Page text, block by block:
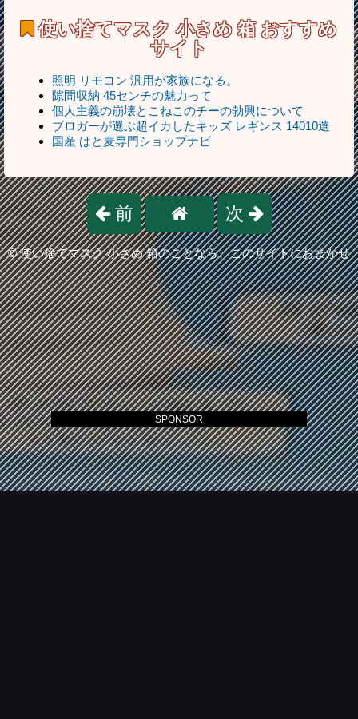
使い捨てマスク 小さめ 箱おすすめ
サイト
照明 リモコン 汎用が家族になる。
隙間収納 45センチの魅力って
個人主義の崩壊とこねこのチーの勃興について
ブロガーが選ぶ超イカしたキッズ レギンス 14010選
国産 はと麦専門ショップナビ
前 次
©使い捨てマスク 小さめ 箱のことなら、このサイトにおまかせ
SPONSOR